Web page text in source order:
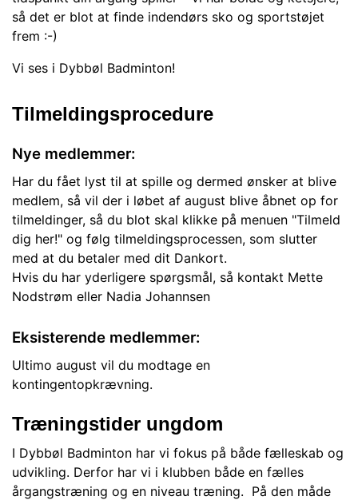
så det er blot at finde indendørs sko og sportstøjet
frem :-)
Vi ses i Dybbøl Badminton!
Tilmeldingsprocedure
Nye medlemmer:
Har du fået lyst til at spille og dermed ønsker at blive
medlem, så vil der i løbet af august blive åbnet op for
tilmeldinger, så du blot skal klikke på menuen "Tilmeld
dig her!" og følg tilmeldingsprocessen, som slutter
med at du betaler med dit Dankort.
Hvis du har yderligere spørgsmål, så kontakt Mette
Nodstrøm eller Nadia Johannsen
Eksisterende medlemmer:
Ultimo august vil du modtage en
kontingentopkrævning.
Træningstider ungdom
I Dybbøl Badminton har vi fokus på både fælleskab og
udvikling. Derfor har vi i klubben både en fælles
årgangstræning og en niveau træning. På den måde